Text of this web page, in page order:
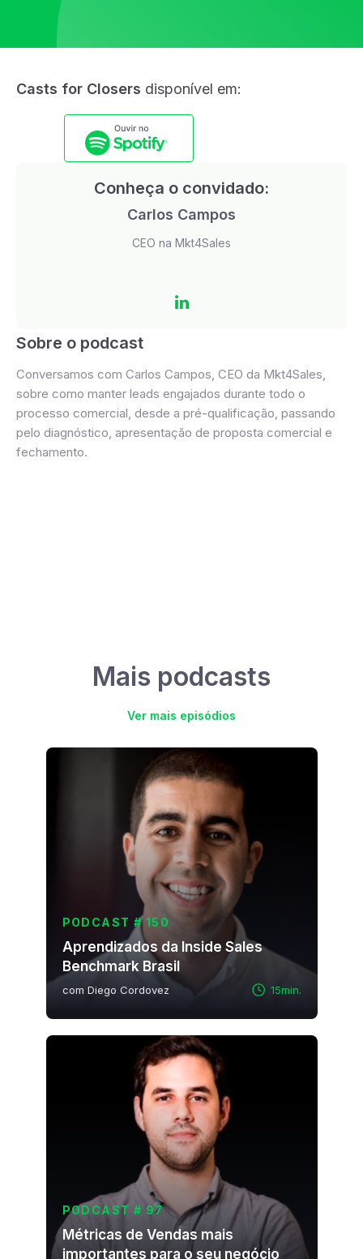
Conheça o convidado:
Carlos Campos
CEO na Mkt4Sales
Sobre o podcast
Conversamos com Carlos Campos, CEO da Mkt4Sales,
sobre como manter leads engajados durante todo o
processo comercial, desde a pré-qualificação, passando
pelo diagnóstico, apresentação de proposta comercial e
fechamento.
Casts for Closers disponível em:
Mais podcasts
Ver mais episódios
PODCAST # 150
Aprendizados da Inside Sales
Benchmark Brasil
com Diego Cordovez 15min.
PODCAST # 97
Métricas de Vendas mais
importantes para o seu negócio